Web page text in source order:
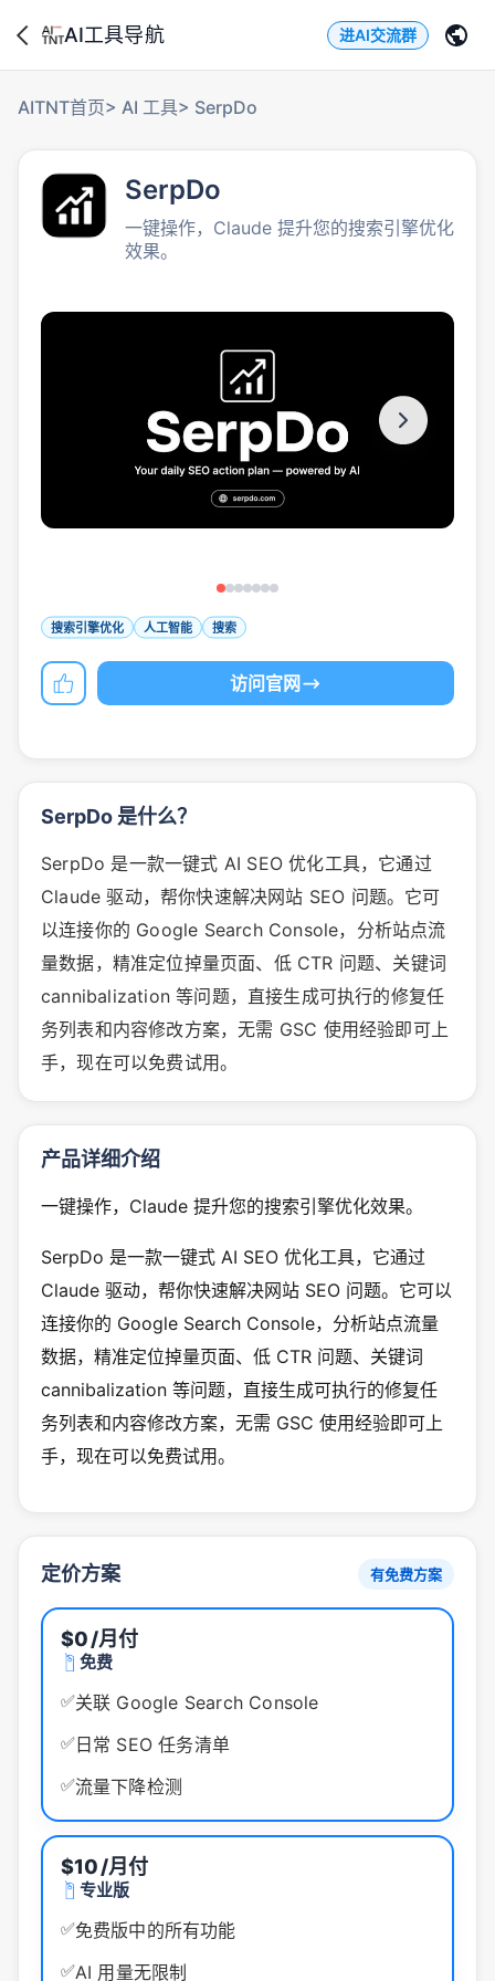
AI工具导航 进AI交流群
AITNT首页> AI 工具> SerpDo
SerpDo
一键操作，Claude 提升您的搜索引擎优化
效果。
搜索引擎优化 人工智能 搜索
访问官网
SerpDo 是什么？
SerpDo 是一款一键式 AI SEO 优化工具，它通过
Claude 驱动，帮你快速解决网站 SEO 问题。它可
以连接你的 Google Search Console，分析站点流
量数据，精准定位掉量页面、低 CTR 问题、关键词
cannibalization 等问题，直接生成可执行的修复任
务列表和内容修改方案，无需 GSC 使用经验即可上
手，现在可以免费试用。
产品详细介绍
一键操作，Claude 提升您的搜索引擎优化效果。
SerpDo 是一款一键式 AI SEO 优化工具，它通过
Claude 驱动，帮你快速解决网站 SEO 问题。它可以
连接你的 Google Search Console，分析站点流量
数据，精准定位掉量页面、低 CTR 问题、关键词
cannibalization 等问题，直接生成可执行的修复任
务列表和内容修改方案，无需 GSC 使用经验即可上
手，现在可以免费试用。
定价方案 有免费方案
$0/月付
免费
✅关联 Google Search Console
✅日常 SEO 任务清单
✅流量下降检测
$10/月付
专业版
✅免费版中的所有功能
✅AI 用量无限制